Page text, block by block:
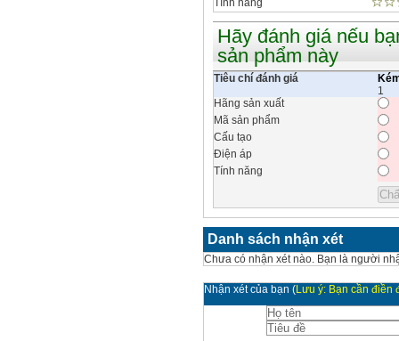
Tính năng
Hãy đánh giá nếu
sản phẩm này
Tiêu chí đánh giá
1
Hãng sản xuất
Mã sản phẩm
Cấu tạo
Điện áp
Tính năng
Danh sách nhận xét
Chưa có nhận xét nào. Bạn là người
Nhận xét của bạn (Lưu ý: Bạn cần điền